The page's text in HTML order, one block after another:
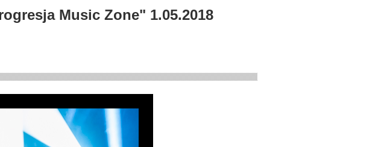
Music Zone" 1.05.2018